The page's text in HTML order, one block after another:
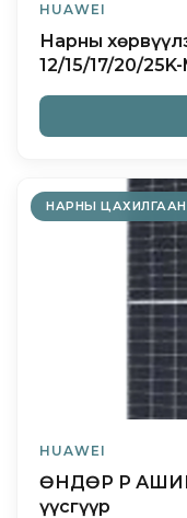
HUAWEI
Нарны
12/15/17/20/
НАРНЫ ЦАХИЛГААН
HUAWEI
ӨНДӨР ҮР
үүсгүүр